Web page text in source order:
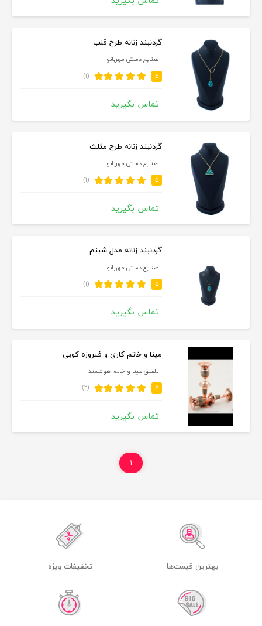
گردنبند زنانه طرح قلب
صنایع دستی مهربانو
۵ (۱)
تماس بگیرید
گردنبند زنانه طرح مثلث
صنایع دستی مهربانو
۵ (۱)
تماس بگیرید
گردنبند زنانه مدل شبنم
صنایع دستی مهربانو
۵ (۱)
تماس بگیرید
مینا و خاتم کاری و فیروزه کوبی
تلفیق مینا و خاتم هوشمند
۵ (۲)
تماس بگیرید
۱
بهترین قیمت‌ها تخفیفات ویژه